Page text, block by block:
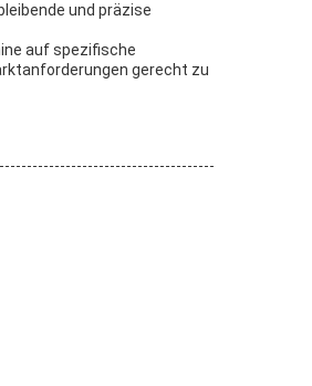
und präzise
auf spezifische
gerecht zu